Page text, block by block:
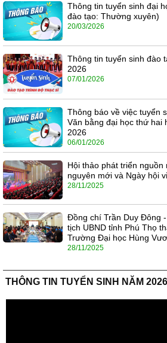
Thông tin tuyển sinh đại
đào tạo: Thường xuyên)
20/03/2026
Thông tin tuyển sinh đào
2026
07/01/2026
Thông báo về việc tuyển
Văn bằng đại học thứ hai
2026
06/01/2026
Hội thảo phát triển
nguyên mới và Ngày hội
28/11/2025
Đồng chí Trần Duy Đông
tịch UBND tỉnh Phú Thọ
Trường Đại học Hùng
28/11/2025
THÔNG TIN TUYỂN SINH NĂM 2026